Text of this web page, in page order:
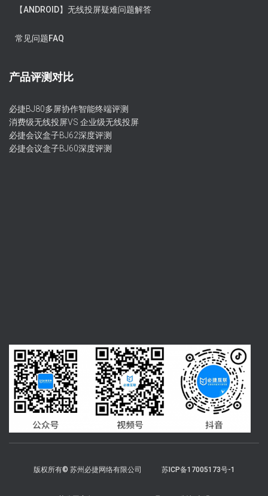
【ANDROID】无线投屏疑难问题解答
常见问题FAQ
产品评测对比
必捷BJ80多屏协作智能终端评测
消费级无线投屏VS 企业级无线投屏
必捷会议盒子BJ62深度评测
必捷会议盒子BJ60深度评测
版权所有© 苏州必捷网络有限公司 苏ICP备17005173号-1